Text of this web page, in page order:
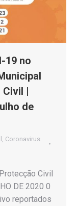
19 no
Civil |
de
Coronavirus
Civil
DE 2020 0
reportados